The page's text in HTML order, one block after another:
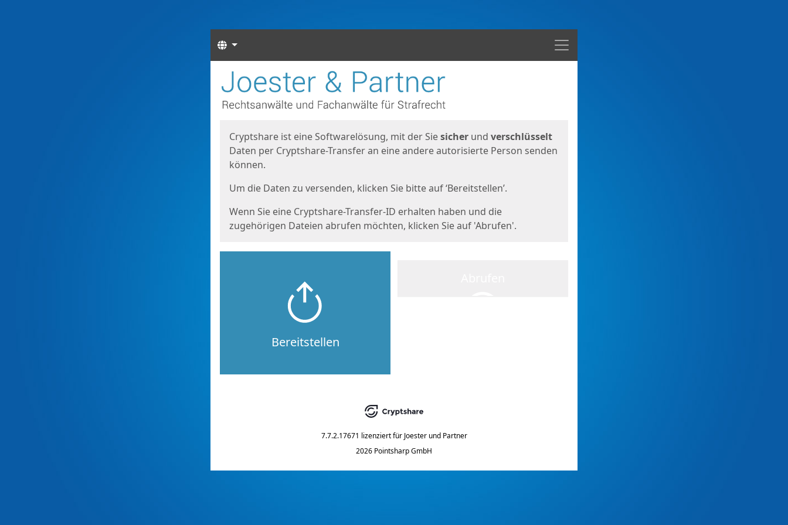
Menü
Sprachen
Start
Cryptshare ist eine Softwarelösung, mit der Siesicher und verschlüsselt
Daten per Cryptshare-Transfer an eine andere autorisierte Person senden
können.
Um die Daten zu versenden, klicken Sie bitte auf ‘Bereitstellen’.
Wenn Sie eine Cryptshare-Transfer-ID erhalten haben und die
zugehörigen Dateien abrufen möchten, klicken Sie auf 'Abrufen'.
Bereitstellen
7.7.2.17671 lizenziert für Joester und Partner
2026 Pointsharp GmbH